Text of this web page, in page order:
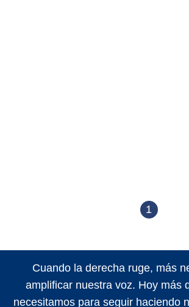
1
Cuando la derecha ruge, más
amplificar nuestra voz. Hoy más
necesitamos para seguir haciendo